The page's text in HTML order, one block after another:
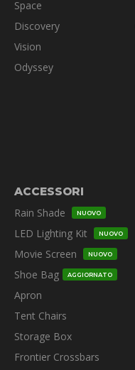
Space
Discovery
Vision
Odyssey
ACCESSORI
Rain Shade
NUOVO
LED Lighting Kit NUOVO
Movie Screen NUOVO
Shoe Bag AGGIORNATO
Apron
Tent Chairs
Storage Box
Frontier Crossbars